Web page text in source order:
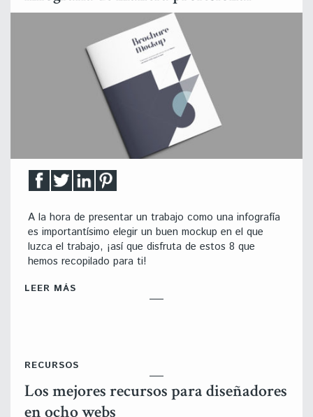
A la hora de presentar un trabajo como una infografía
es importantísimo elegir un buen mockup en el que
luzca el trabajo, ¡así que disfruta de estos 8 que
hemos recopilado para ti!
LEER MÁS
RECURSOS
Los mejores recursos para diseñadores
en ocho webs